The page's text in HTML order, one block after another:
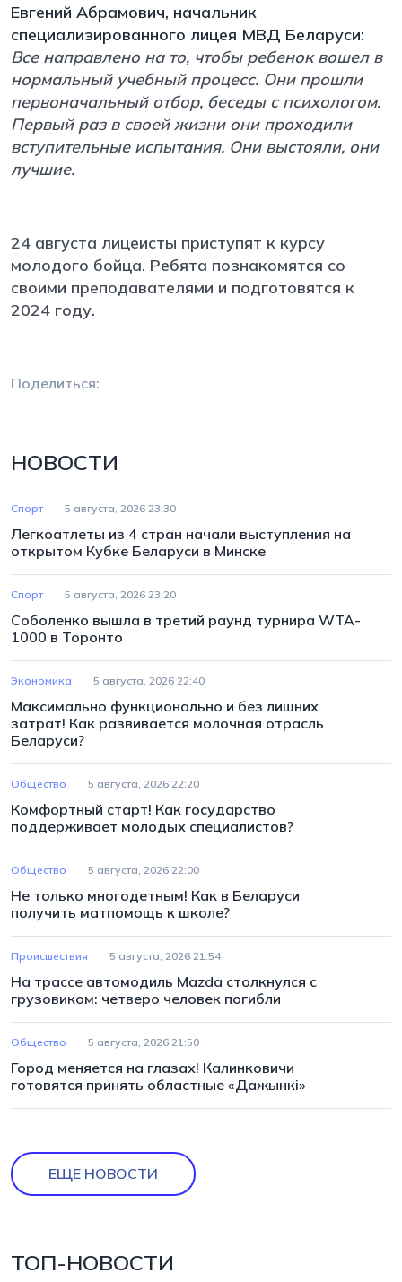
Евгений Абрамович, начальник
специализированного лицея МВД Беларуси:
Все направлено на то, чтобы ребенок вошел в
нормальный учебный процесс. Они прошли
первоначальный отбор, беседы с психологом.
Первый раз в своей жизни они проходили
вступительные испытания. Они выстояли, они
лучшие.
24 августа лицеисты приступят к курсу
молодого бойца. Ребята познакомятся со
своими преподавателями и подготовятся к
2024 году.
Поделиться:
НОВОСТИ
Спорт 5 августа, 2026 23:30
Легкоатлеты из 4 стран начали выступления на
открытом Кубке Беларуси в Минске
Спорт 5 августа, 2026 23:20
Соболенко вышла в третий раунд турнира WTA-
1000 в Торонто
Экономика 5 августа, 2026 22:40
Максимально функционально и без лишних
затрат! Как развивается молочная отрасль
Беларуси?
Общество 5 августа, 2026 22:20
Комфортный старт! Как государство
поддерживает молодых специалистов?
Общество 5 августа, 2026 22:00
Не только многодетным! Как в Беларуси
получить матпомощь к школе?
Происшествия 5 августа, 2026 21:54
На трассе автомодиль Mazda столкнулся с
грузовиком: четверо человек погибли
Общество 5 августа, 2026 21:50
Город меняется на глазах! Калинковичи
готовятся принять областные «Дажынкі»
ЕЩЕ НОВОСТИ
ТОП-НОВОСТИ